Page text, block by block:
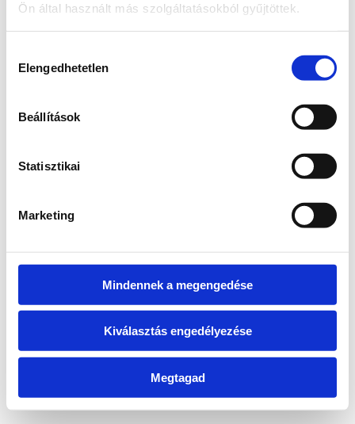
Ön által használt más szolgáltatásokból gyűjtöttek.
kiválasztása
Elengedhetetlen
Beállítások
Statisztikai
Marketing
Mindennek a megengedése
Kiválasztás engedélyezése
Megtagad